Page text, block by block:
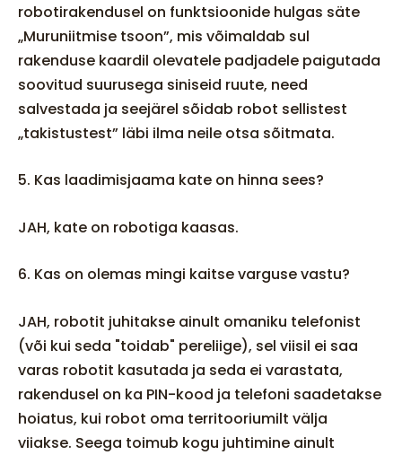
robotirakendusel on funktsioonide hulgas säte
„Muruniitmise tsoon”, mis võimaldab sul
rakenduse kaardil olevatele padjadele paigutada
soovitud suurusega siniseid ruute, need
salvestada ja seejärel sõidab robot sellistest
„takistustest” läbi ilma neile otsa sõitmata.
5. Kas laadimisjaama kate on hinna sees?
JAH, kate on robotiga kaasas.
6. Kas on olemas mingi kaitse varguse vastu?
JAH, robotit juhitakse ainult omaniku telefonist
(või kui seda "toidab" pereliige), sel viisil ei saa
varas robotit kasutada ja seda ei varastata,
rakendusel on ka PIN-kood ja telefoni saadetakse
hoiatus, kui robot oma territooriumilt välja
viiakse. Seega toimub kogu juhtimine ainult